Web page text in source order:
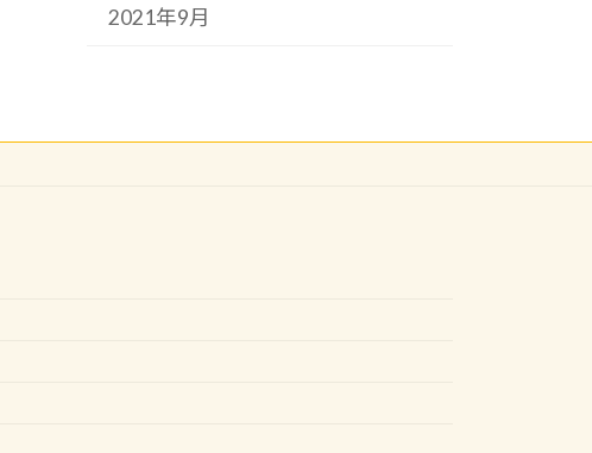
2021年9月